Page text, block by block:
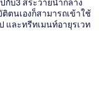
กับ3 สระว่ายน้ำกลาง
ตนเองก็สามารถเข้าใช้
ละทรีทเมนท์อายุรเวท
ลท์เพิ่มเติมของที่พักสุด
ระว่ายน้ำในร่ม